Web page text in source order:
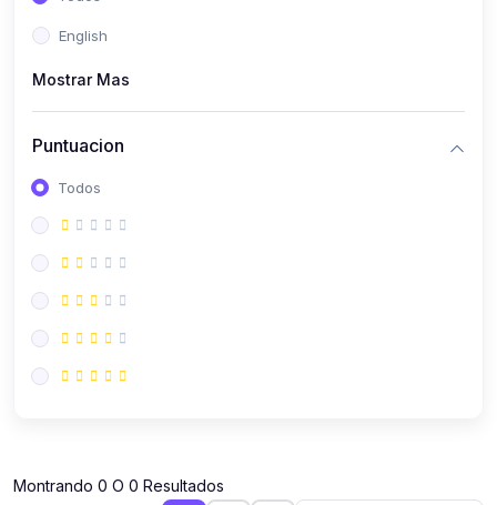
Derecho y Legislación
Emprendedores
English
Mostrar Mas
Puntuacion
Todos
Montrando 0 O 0 Resultados